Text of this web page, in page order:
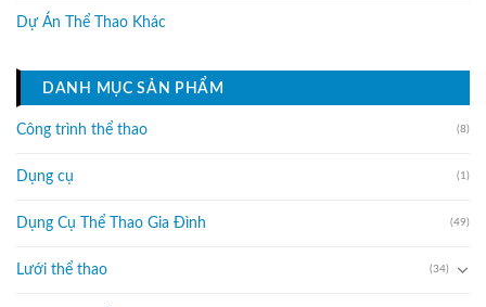
Dự Án Thể Thao Khác
DANH MỤC SẢN PHẨM
Công trình thể thao (8)
Dụng cụ (1)
Dụng Cụ Thể Thao Gia Đình (49)
Lưới thể thao (34)